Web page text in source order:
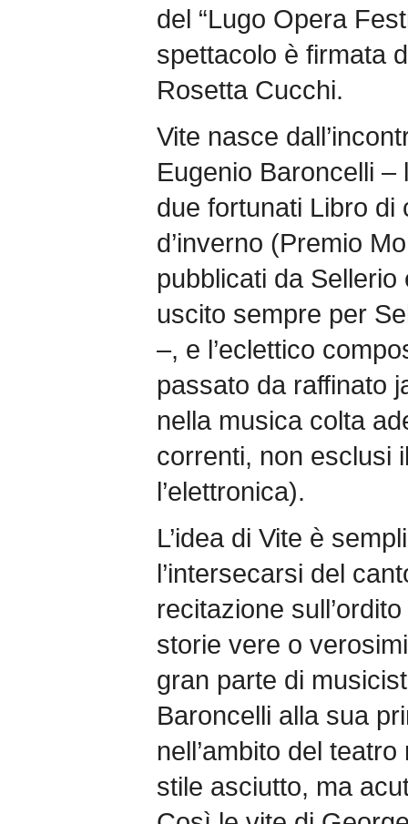
del “Lugo Opera
spettacolo è firmata
Rosetta Cucchi.
Vite nasce
Eugenio Baroncelli –
due fortunati Libro di
d’inverno (Premio
pubblicati da
uscito sempre per
–, e l’eclettico
passato da raffinato
nella musica colta
correnti, non esclusi
l’elettronica).
L’idea di Vite è
l’intersecarsi del
recitazione
storie vere o
gran parte di
Baroncelli alla sua
nell’ambito del
stile asciutto, ma